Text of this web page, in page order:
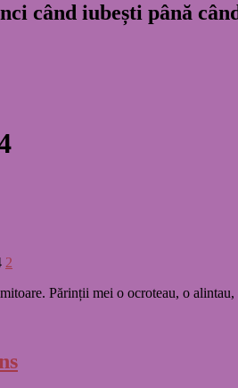
când iubești până
2
Părinții mei o ocroteau, o